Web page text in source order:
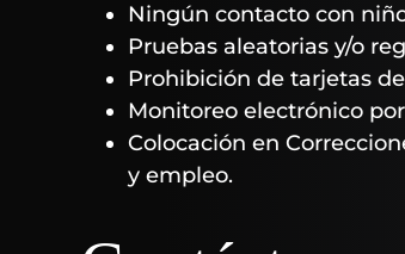
Ningún contacto con
Pruebas aleatorias y/o
Prohibición de tarjetas
Monitoreo electrónico
Colocación en
y empleo.